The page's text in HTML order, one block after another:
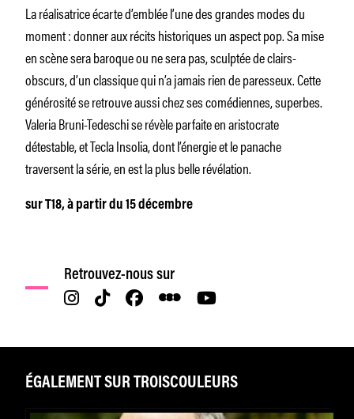
La réalisatrice écarte d’emblée l’une des grandes modes du
moment : donner aux récits historiques un aspect pop. Sa mise
en scène sera baroque ou ne sera pas, sculptée de clairs-
obscurs, d’un classique qui n’a jamais rien de paresseux. Cette
générosité se retrouve aussi chez ses comédiennes, superbes.
Valeria Bruni-Tedeschi se révèle parfaite en aristocrate
détestable, et Tecla Insolia, dont l’énergie et le panache
traversent la série, en est la plus belle révélation.
sur T18, à partir du 15 décembre
Retrouvez-nous sur
ÉGALEMENT SUR TROISCOULEURS